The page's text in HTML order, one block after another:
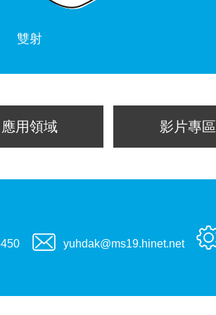
雙射
應用領域 影片專區
yuhdak@ms19.hinet.net